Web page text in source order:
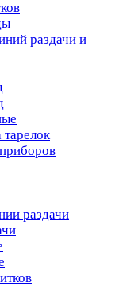
раздачи и
раздачи